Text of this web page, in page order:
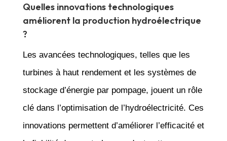
Quelles innovations technologiques
améliorent la production hydroélectrique
?
Les avancées technologiques, telles que les
turbines à haut rendement et les systèmes de
stockage d’énergie par pompage, jouent un rôle
clé dans l’optimisation de l’hydroélectricité. Ces
innovations permettent d’améliorer l’efficacité et